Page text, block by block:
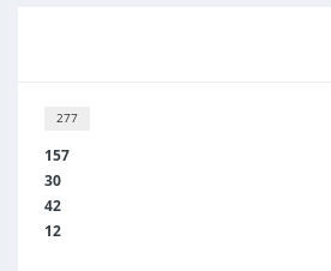
277
157
30
42
12